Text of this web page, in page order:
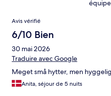
Avis
Avis vérifié
6/10 Bien
30 mai 2026
Traduire avec Google
Meget små hytter, men
Anita, séjour de 5 nuits